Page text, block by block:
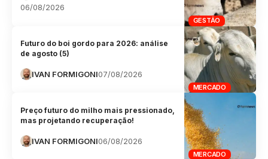
GESTÃO
06/08/2026
MERCADO
Futuro do boi gordo para 2026: análise
de agosto (5)
IVAN FORMIGONI07/08/2026
MERCADO
Preço futuro do milho mais pressionado,
mas projetando recuperação!
IVAN FORMIGONI06/08/2026